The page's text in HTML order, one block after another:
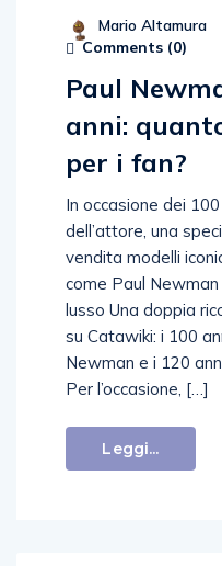
Mario Altamura
Comments (0)
Paul
anni:
per i fan?
In occasione dei
dell’attore, una
vendita modelli
come Paul
lusso Una doppia
su Catawiki: i 100
Newman e i 120
Per l’occasione, […]
Leggi...